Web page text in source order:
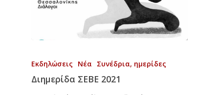
Εκδηλώσεις Νέα Συνέδρια, ημερίδες
Διημερίδα ΣΕΒΕ 2021